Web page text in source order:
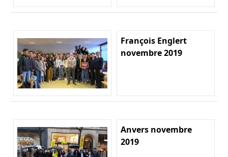
François Englert
novembre 2019
Anvers novembre
2019